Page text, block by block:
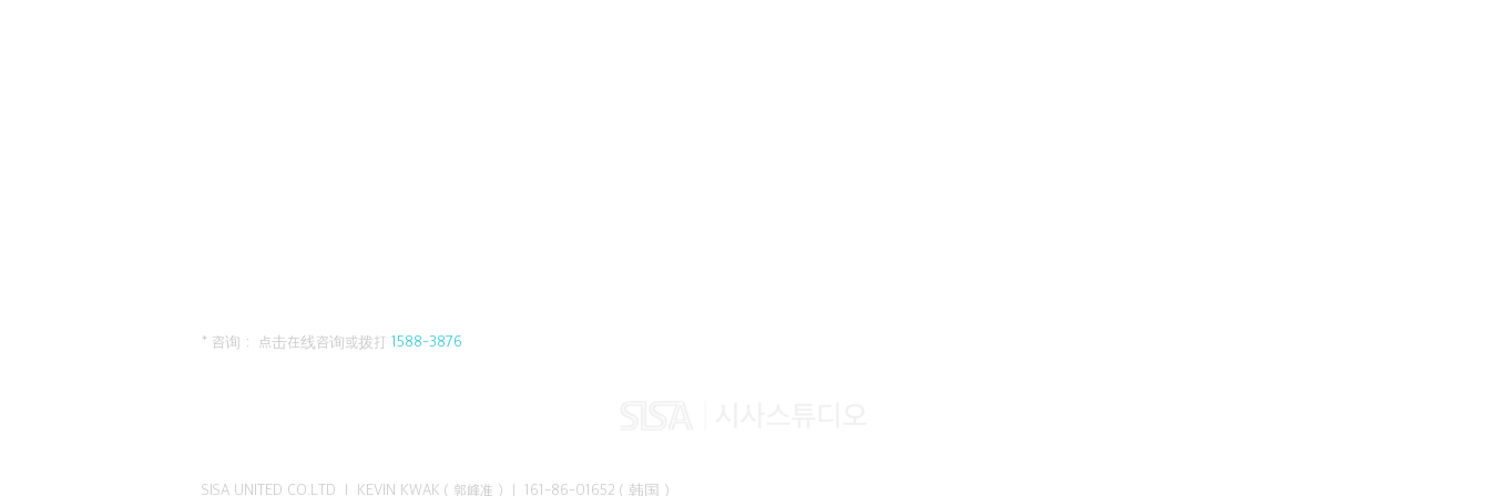
* 咨询： 点击在线咨询或拨打 1588-3876
SISA UNITED CO.LTD I KEVIN KWAK（郭峰准）｜ 161-86-01652（韩国）